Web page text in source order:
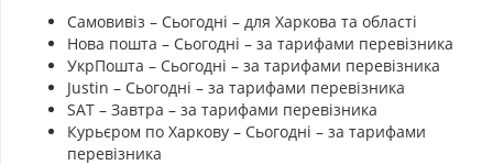
Самовивіз – Сьогодні – для Харкова та області
Нова пошта – Сьогодні – за тарифами перевізника
УкрПошта – Сьогодні – за тарифами перевізника
Justin – Сьогодні – за тарифами перевізника
SAT – Завтра – за тарифами перевізника
Курьєром по Харкову – Сьогодні – за тарифами
перевізника